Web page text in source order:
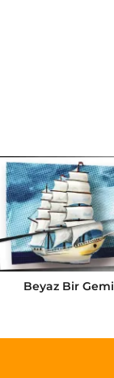
Beyaz Bir Gemi